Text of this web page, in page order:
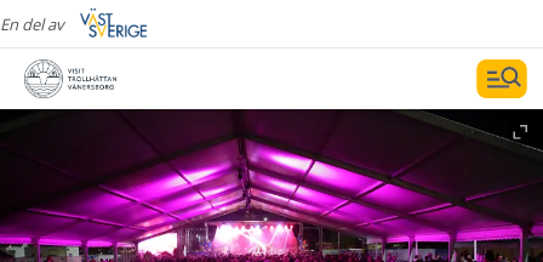
En del av